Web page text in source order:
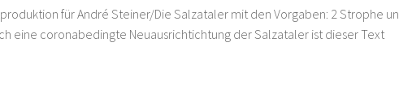
für André Steiner/Die Salzataler mit den Vorgaben: 2 Strophe
eine coronabedingte Neuausrichtichtung der Salzataler ist dieser Text